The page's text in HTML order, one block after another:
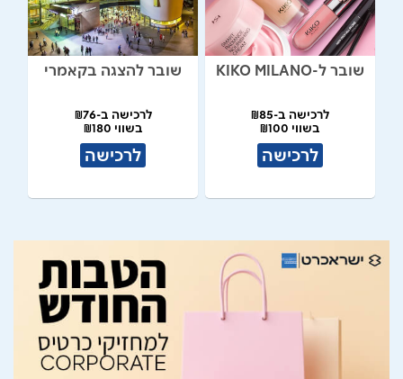
שובר ל-KIKO MILANO
לרכישה ב-₪85
בשווי ₪100
לרכישה
שובר להצגה בקאמרי
לרכישה ב-₪76
בשווי ₪180
לרכישה